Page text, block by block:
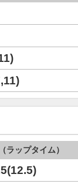
ラップタイム）